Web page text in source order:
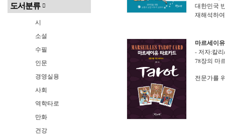
도서분류
시
소설
수필
인문
경영실용
사회
역학타로
만화
건강
대한민국
재해석하
마르세이
- 저자:칼리
78장의 마
전문가를